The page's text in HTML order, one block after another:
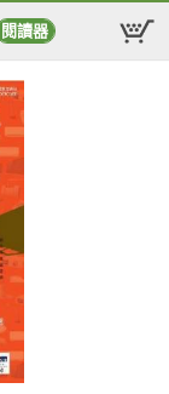
閱讀器